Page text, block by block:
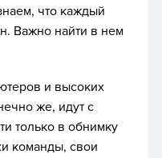
что каждый
Важно найти в нем
и высоких
же, идут с
только в обнимку
команды, свои